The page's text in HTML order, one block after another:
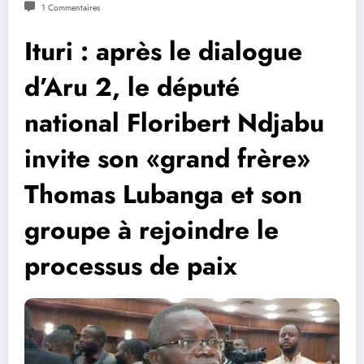
1 Commentaires
Ituri : après le dialogue
d’Aru 2, le député
national Floribert Ndjabu
invite son «grand frère»
Thomas Lubanga et son
groupe à rejoindre le
processus de paix